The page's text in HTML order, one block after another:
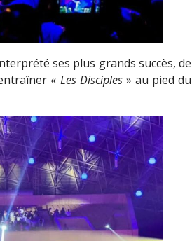
ses plus grands succès, de
« Les Disciples» au pied du